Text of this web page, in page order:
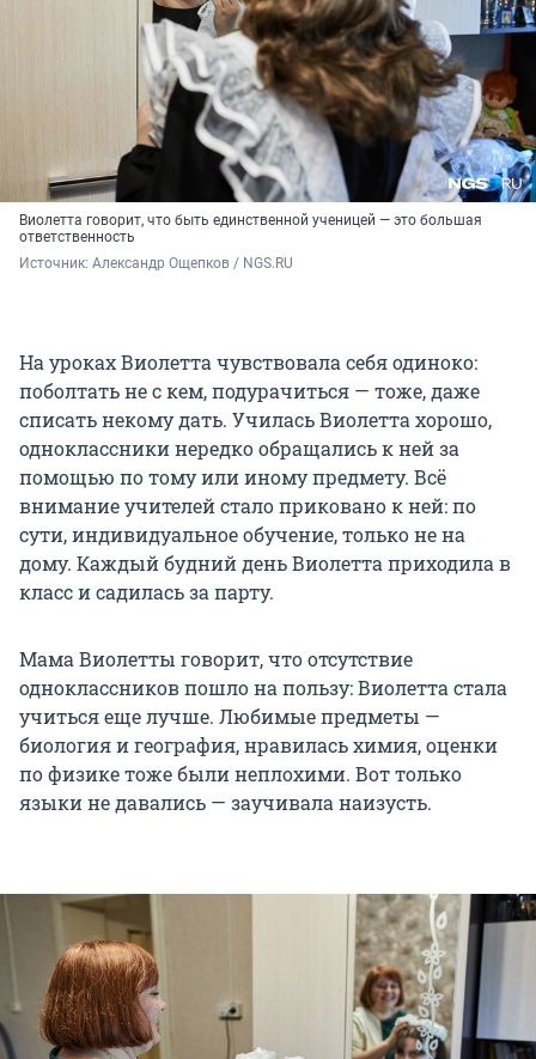
Виолетта говорит, что быть единственной ученицей — это большая
ответственность
Источник: Александр Ощепков / NGS.RU
На уроках Виолетта чувствовала себя одиноко:
поболтать не с кем, подурачиться — тоже, даже
списать некому дать. Училась Виолетта хорошо,
одноклассники нередко обращались к ней за
помощью по тому или иному предмету. Всё
внимание учителей стало приковано к ней: по
сути, индивидуальное обучение, только не на
дому. Каждый будний день Виолетта приходила в
класс и садилась за парту.
Мама Виолетты говорит, что отсутствие
одноклассников пошло на пользу: Виолетта стала
учиться еще лучше. Любимые предметы —
биология и география, нравилась химия, оценки
по физике тоже были неплохими. Вот только
языки не давались — заучивала наизусть.